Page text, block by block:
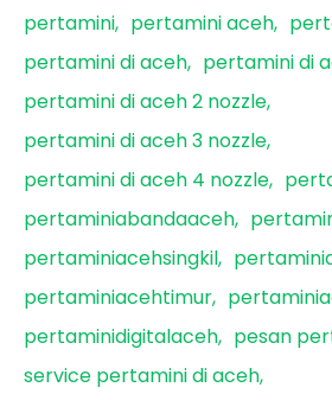
pertamini
pertamini aceh
pertamini di aceh
pertamini di
pertamini di aceh 2 nozzle
pertamini di aceh 3 nozzle
pertamini di aceh 4 nozzle
pertaminiabandaaceh
pertaminiacehsingkil
pertaminiacehtimur
pertaminidigitalaceh
pesan
service pertamini di aceh